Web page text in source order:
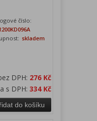
číslo:
skladem
DPH: 276 Kč
s DPH: 334 Kč
do košíku